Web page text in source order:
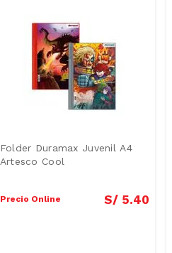
Folder Duramax Juvenil A4
Artesco Cool
Precio Online S/ 5.40